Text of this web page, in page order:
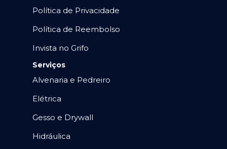
Política de Privacidade
Política de Reembolso
Invista no Grifo
Serviços
Alvenaria e Pedreiro
Elétrica
Gesso e Drywall
Hidráulica